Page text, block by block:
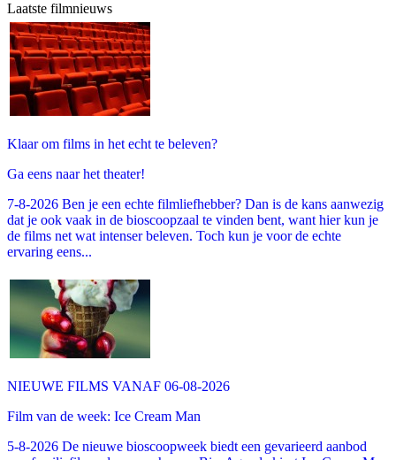
Laatste filmnieuws
Klaar om films in het echt te beleven?
Ga eens naar het theater!
7-8-2026 Ben je een echte filmliefhebber? Dan is de kans aanwezig
dat je ook vaak in de bioscoopzaal te vinden bent, want hier kun je
de films net wat intenser beleven. Toch kun je voor de echte
ervaring eens...
NIEUWE FILMS VANAF 06-08-2026
Film van de week: Ice Cream Man
5-8-2026 De nieuwe bioscoopweek biedt een gevarieerd aanbod